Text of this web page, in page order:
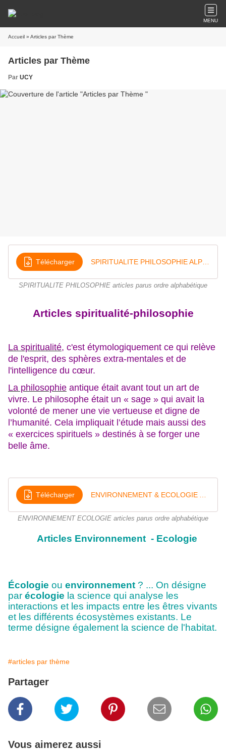
MENU
Accueil » Articles par Thème
Articles par Thème
Par UCY
Télécharger
SPIRITUALITE PHILOSOPHIE articles parus ordre alphabétique
Articles spiritualité-philosophie
La spiritualité, c'est étymologiquement ce qui relève
de l'esprit, des sphères extra-mentales et de
l'intelligence du cœur.
La philosophie antique était avant tout un art de
vivre. Le philosophe était un « sage » qui avait la
volonté de mener une vie vertueuse et digne de
l’humanité. Cela impliquait l’étude mais aussi des
« exercices spirituels » destinés à se forger une
belle âme.
Télécharger
ENVIRONNEMENT ECOLOGIE articles parus ordre alphabétique
Articles Environnement - Ecologie
Écologie ou environnement ? ... On désigne
par écologie la science qui analyse les
interactions et les impacts entre les êtres vivants
et les différents écosystèmes existants. Le
terme désigne également la science de l'habitat.
#articles par thème
Partager
Vous aimerez aussi